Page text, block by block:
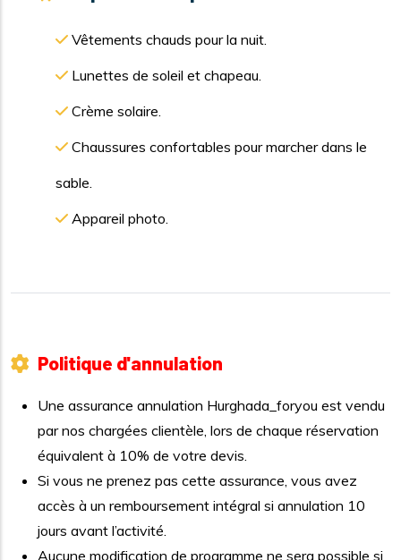
Vêtements chauds pour la nuit.
Lunettes de soleil et chapeau.
Crème solaire.
Chaussures confortables pour marcher dans le
sable.
Appareil photo.
Politique d'annulation
Une assurance annulation Hurghada_foryou est vendu
par nos chargées clientèle, lors de chaque réservation
équivalent à 10% de votre devis.
Si vous ne prenez pas cette assurance, vous avez
accès à un remboursement intégral si annulation 10
jours avant l’activité.
Aucune modification de programme ne sera possible si